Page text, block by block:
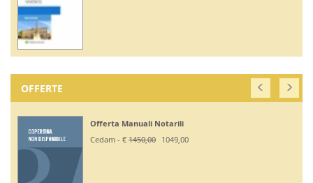
OFFERTE
Offerta Manuali Notarili
Cedam - € 1450,00 1049,00